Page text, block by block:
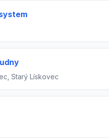
Starý Lískovec